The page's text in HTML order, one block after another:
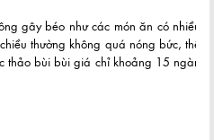
gây béo như các món ăn có nhiều
thường không quá nóng bức, thế
thảo bùi bùi giá chỉ khoảng 15 ngàn